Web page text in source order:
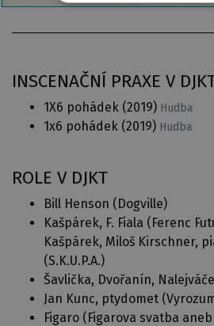
INSCENAČNÍ PRAXE V
1X6 pohádek (2019) Hudba
1x6 pohádek (2019) Hudba
ROLE V DJKT
Bill Henson (Dogville)
Kašpárek, F. Fiala (Ferenc
Kašpárek, Miloš Kirschner,
(S.K.U.P.A.)
Šavlička, Dvořanín,
Jan Kunc, ptydomet (
Figaro (Figarova svatba